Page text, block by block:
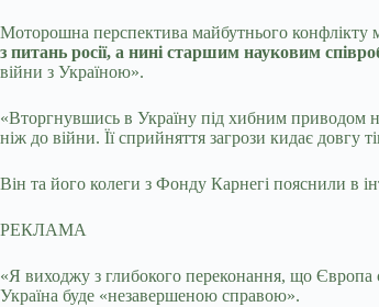
Моторошна перспектива майбутнього конфлікту
з питань росії, а нині старшим науковим
війни з Україною».
«Вторгнувшись в Україну під хибним приводом
ніж до війни. Її сприйняття загрози кидає
Він та його колеги з Фонду Карнегі пояснили в
РЕКЛАМА
«Я виходжу з глибокого переконання, що Європа
Україна буде «незавершеною справою».